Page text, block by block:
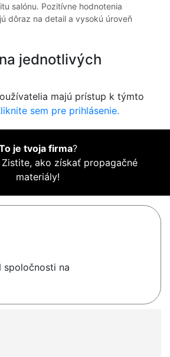
salónu. Pozitívne hodnotenia
dôraz na detail a vysokú úroveň
jednotlivých
majú prístup k týmto
sem pre prihlásenie.
je tvoja firma?
Zistite, ako získať propagačné
materiály!
spoločnosti na